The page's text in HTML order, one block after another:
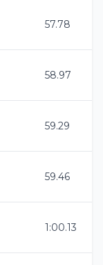
57.78
58.97
59.29
59.46
1:00.13